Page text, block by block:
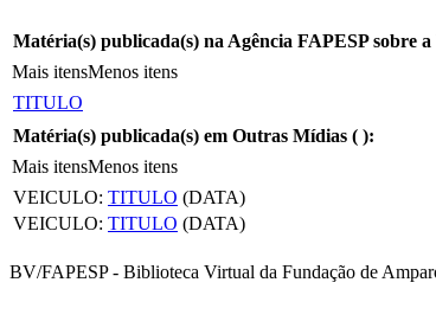
Matéria(s) publicada(s) na Agência FAPESP sobre a
Mais itensMenos itens
TITULO
Matéria(s) publicada(s) em Outras Mídias ( ):
Mais itensMenos itens
VEICULO: TITULO (DATA)
VEICULO: TITULO (DATA)
BV/FAPESP - Biblioteca Virtual da Fundação de